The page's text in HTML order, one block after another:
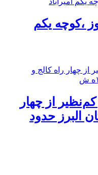
،کوچه یکم
از چهار
البرز حدود